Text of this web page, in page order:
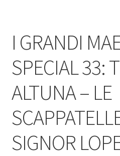
I GRANDI
SPECIAL 33:
ALTUNA – LE
SIGNOR